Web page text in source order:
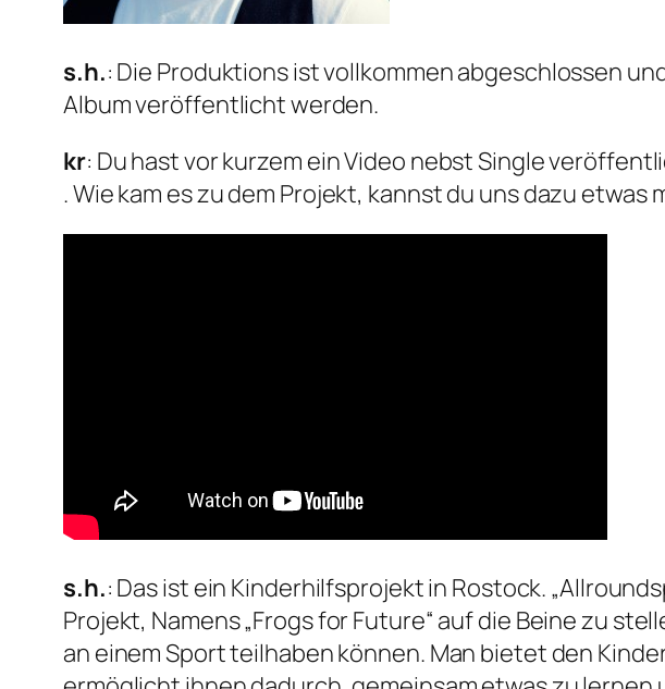
s.h.: Die Produktions ist vollkommen abgeschlossen
Album veröffentlicht werden.
kr: Du hast vor kurzem ein Video nebst Single
. Wie kam es zu dem Projekt, kannst du uns dazu etwas
s.h.: Das ist ein Kinderhilfsprojekt in Rostock.
Projekt, Namens „Frogs for Future“ auf die Beine zu
an einem Sport teilhaben können. Man bietet den